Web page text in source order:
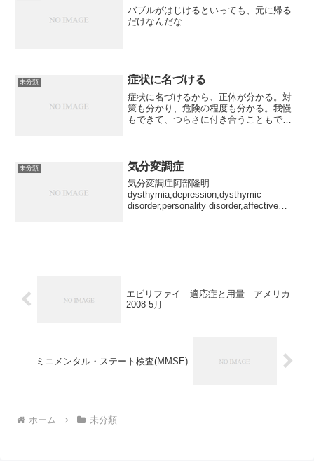
バブルがはじけるといっても、元に帰る
だけなんだな
未分類 症状に名づける
症状に名づけるから、正体が分かる。対
策も分かり、危険の程度も分かる。我慢
もできて、つらさに付き合うこともでき
未分類 気分変調症
気分変調症阿部隆明
dysthymia,depression,dysthymic
disorder,personality disorder,affective
エビリファイ 適応症と用量 アメリカ
2008-5月
ミニメンタル・ステート検査(MMSE)
ホーム 未分類